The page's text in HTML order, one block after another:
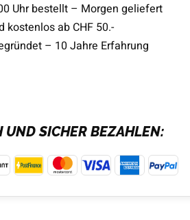
Uhr bestellt – Morgen geliefert
kostenlos ab CHF 50.-
– 10 Jahre Erfahrung
UND SICHER BEZAHLEN: